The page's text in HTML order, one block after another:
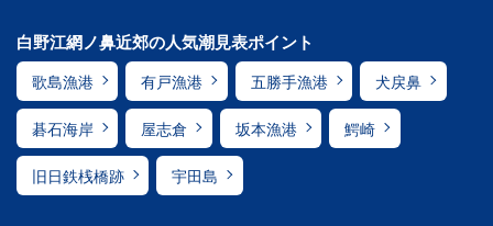
白野江網ノ鼻近郊の人気潮見表ポイント
歌島漁港 有戸漁港 五勝手漁港 犬戻鼻
碁石海岸 屋志倉 坂本漁港 鰐崎
旧日鉄桟橋跡 宇田島